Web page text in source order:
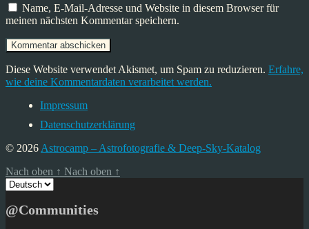
Name, E-Mail-Adresse und Website in diesem Browser für
meinen nächsten Kommentar speichern.
Diese Website verwendet Akismet, um Spam zu reduzieren. Erfahre,
wie deine Kommentardaten verarbeitet werden.
Impressum
Datenschutzerklärung
© 2026 Astrocamp – Astrofotografie & Deep-Sky-Katalog
Nach oben ↑ Nach oben ↑
Sprache
auswählen
@Communities